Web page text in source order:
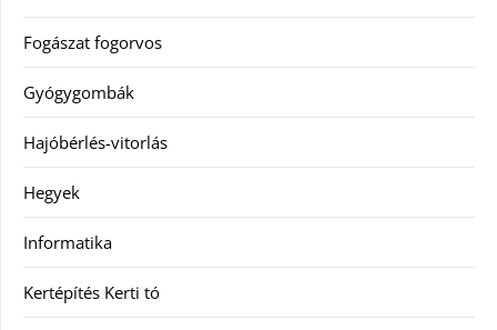
Fogászat fogorvos
Gyógygombák
Hajóbérlés-vitorlás
Hegyek
Informatika
Kertépítés Kerti tó